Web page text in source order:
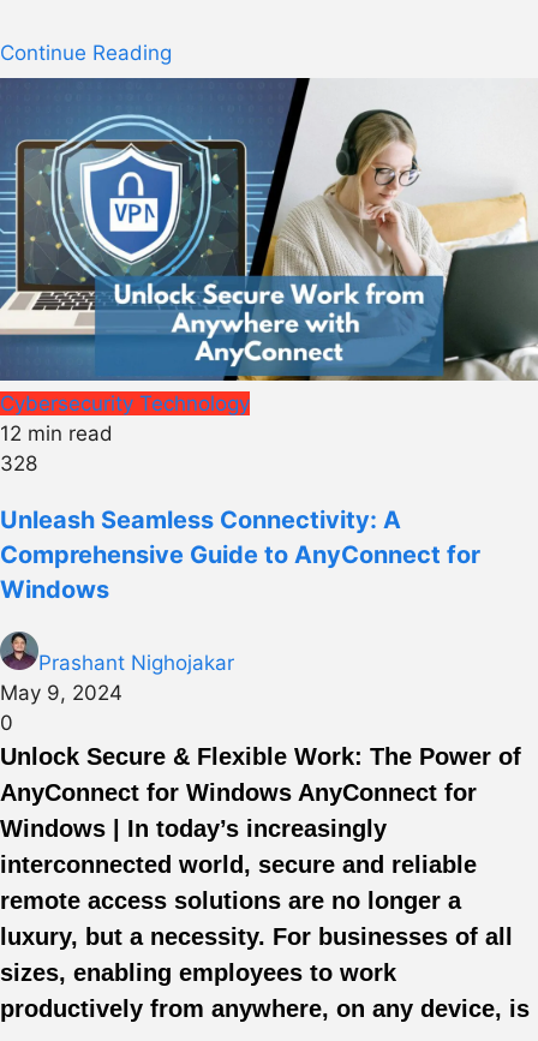
Continue Reading
Cybersecurity Technology
12 min read
328
Unleash Seamless Connectivity: A
Comprehensive Guide to AnyConnect for
Windows
Prashant Nighojakar
May 9, 2024
0
Unlock Secure & Flexible Work: The Power of
AnyConnect for Windows AnyConnect for
Windows | In today’s increasingly
interconnected world, secure and reliable
remote access solutions are no longer a
luxury, but a necessity. For businesses of all
sizes, enabling employees to work
productively from anywhere, on any device, is